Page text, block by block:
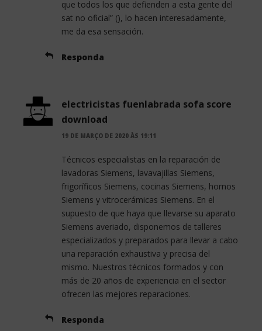
que todos los que defienden a esta gente del
sat no oficial” (), lo hacen interesadamente,
me da esa sensación.
Responda
electricistas fuenlabrada sofa score
download
19 DE MARÇO DE 2020 ÀS 19:11
Técnicos especialistas en la reparación de
lavadoras Siemens, lavavajillas Siemens,
frigoríficos Siemens, cocinas Siemens, hornos
Siemens y vitrocerámicas Siemens. En el
supuesto de que haya que llevarse su aparato
Siemens averiado, disponemos de talleres
especializados y preparados para llevar a cabo
una reparación exhaustiva y precisa del
mismo. Nuestros técnicos formados y con
más de 20 años de experiencia en el sector
ofrecen las mejores reparaciones.
Responda